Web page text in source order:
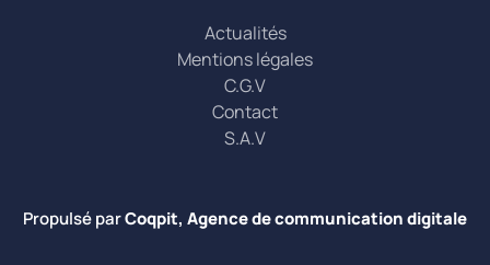
Actualités
Mentions légales
C.G.V
Contact
S.A.V
Propulsé parCoqpit, Agence de communication digitale